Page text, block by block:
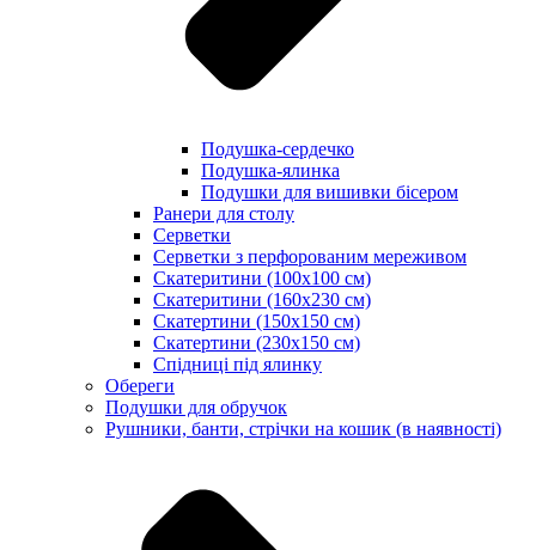
Подушка-сердечко
Подушка-ялинка
Подушки для вишивки бісером
Ранери для столу
Серветки
Серветки з перфорованим мереживом
Скатеритини (100х100 см)
Скатеритини (160х230 см)
Скатертини (150х150 см)
Скатертини (230х150 см)
Спідниці під ялинку
Обереги
Подушки для обручок
Рушники, банти, стрічки на кошик (в наявності)